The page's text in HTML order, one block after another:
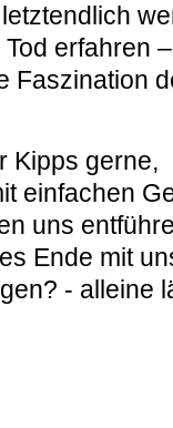
erfahren
Faszination
Kipps gerne,
einfachen
uns
Ende mit
- alleine